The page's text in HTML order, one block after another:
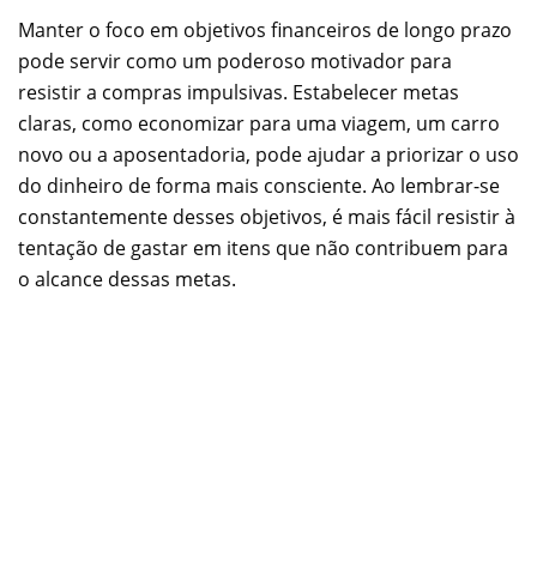
Manter o foco em objetivos financeiros de longo prazo
pode servir como um poderoso motivador para
resistir a compras impulsivas. Estabelecer metas
claras, como economizar para uma viagem, um carro
novo ou a aposentadoria, pode ajudar a priorizar o uso
do dinheiro de forma mais consciente. Ao lembrar-se
constantemente desses objetivos, é mais fácil resistir à
tentação de gastar em itens que não contribuem para
o alcance dessas metas.